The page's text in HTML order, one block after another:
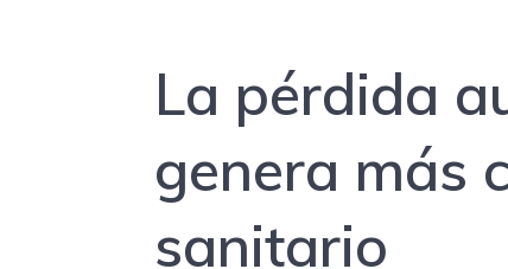
La pérdida
genera más
sanitario